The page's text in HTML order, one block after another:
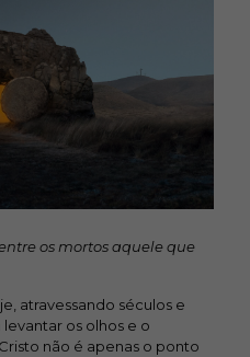
os mortos aquele que
atravessando séculos e
os olhos e o
não é apenas o ponto